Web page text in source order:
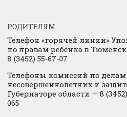
РОДИТЕЛЯМ
Телефон «горячей линии»
по правам ребёнка в
8 (3452) 55-67-07
Телефоны комиссий по делам
несовершеннолетних и
Губернаторе области — 8 (3452)
065